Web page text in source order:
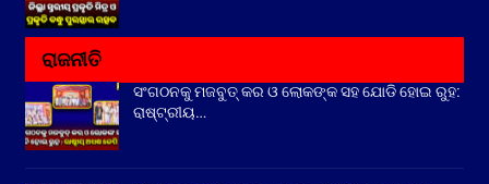
ରାଜନୀତି
ସଂଗଠନକୁ ମଜବୁତ୍ କର ଓ ଲୋକଙ୍କ ସହ ଯୋଡି ହୋଇ ରୁହ:
ରାଷ୍ଟ୍ରୀୟ…